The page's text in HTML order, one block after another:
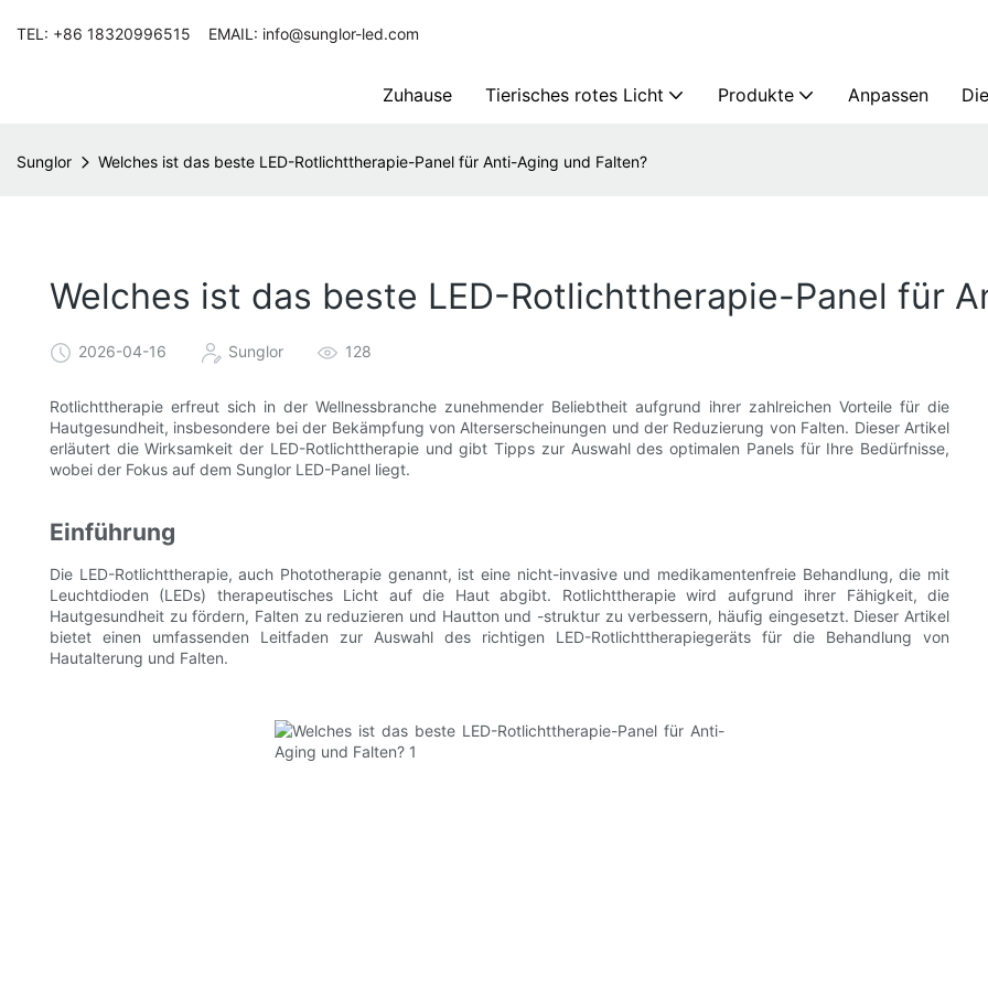
TEL: +86 18320996515 EMAIL: info@sunglor-led.com
Zuhause Tierisches rotes Licht Produkte Anpassen
Sunglor Welches ist das beste LED-Rotlichttherapie-Panel für Anti-Aging und Falten?
Welches ist das beste LED-Rotlichttherapie-Panel für
2026-04-16 Sunglor 128
Rotlichttherapie erfreut sich in der Wellnessbranche zunehmender Beliebtheit aufgrund ihrer zahlreichen Vorteile für die
Hautgesundheit, insbesondere bei der Bekämpfung von Alterserscheinungen und der Reduzierung von Falten. Dieser Artikel
erläutert die Wirksamkeit der LED-Rotlichttherapie und gibt Tipps zur Auswahl des optimalen Panels für Ihre Bedürfnisse,
wobei der Fokus auf dem Sunglor LED-Panel liegt.
Einführung
Die LED-Rotlichttherapie, auch Phototherapie genannt, ist eine nicht-invasive und medikamentenfreie Behandlung, die mit
Leuchtdioden (LEDs) therapeutisches Licht auf die Haut abgibt. Rotlichttherapie wird aufgrund ihrer Fähigkeit, die
Hautgesundheit zu fördern, Falten zu reduzieren und Hautton und -struktur zu verbessern, häufig eingesetzt. Dieser Artikel
bietet einen umfassenden Leitfaden zur Auswahl des richtigen LED-Rotlichttherapiegeräts für die Behandlung von
Hautalterung und Falten.